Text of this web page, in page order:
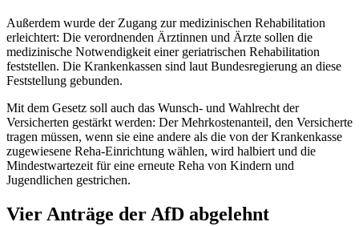
Außerdem wurde der Zugang zur medizinischen Rehabilitation
erleichtert: Die verordnenden Ärztinnen und Ärzte sollen die
medizinische Notwendigkeit einer geriatrischen Rehabilitation
feststellen. Die Krankenkassen sind laut Bundesregierung an diese
Feststellung gebunden.
Mit dem Gesetz soll auch das Wunsch- und Wahlrecht der
Versicherten gestärkt werden: Der Mehrkostenanteil, den Versicherte
tragen müssen, wenn sie eine andere als die von der Krankenkasse
zugewiesene Reha-Einrichtung wählen, wird halbiert und die
Mindestwartezeit für eine erneute Reha von Kindern und
Jugendlichen gestrichen.
Vier Anträge der AfD abgelehnt